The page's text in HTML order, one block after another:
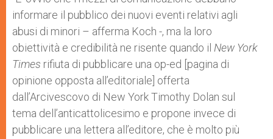
informare il pubblico dei nuovi eventi relativi agli
abusi di minori – afferma Koch -, ma la loro
obiettività e credibilità ne risente quando il New York
Times rifiuta di pubblicare una op-ed [pagina di
opinione opposta all’editoriale] offerta
dall’Arcivescovo di New York Timothy Dolan sul
tema dell’anticattolicesimo e propone invece di
pubblicare una lettera all’editore, che è molto più